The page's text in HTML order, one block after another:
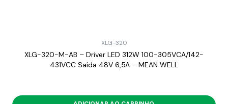
XLG-320
XLG-320-M-AB – Driver LED 312W 100-305VCA/142-
431VCC Saída 48V 6,5A – MEAN WELL